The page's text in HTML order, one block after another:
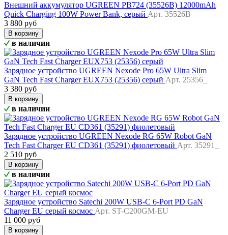
Внешний аккумулятор UGREEN PB724 (35526B) 12000mAh
Quick Charging 100W Power Bank, серый Арт. 35526B
3 880 руб
В корзину
в наличии
Зарядное устройство UGREEN Nexode Pro 65W Ultra Slim
GaN Tech Fast Charger EUX753 (25356) серый Арт. 25356_
3 380 руб
В корзину
в наличии
Зарядное устройство UGREEN Nexode RG 65W Robot GaN
Tech Fast Charger EU CD361 (35291) фиолетовый Арт. 35291_
2 510 руб
В корзину
в наличии
Зарядное устройство Satechi 200W USB-C 6-Port PD GaN
Charger EU серый космос Арт. ST-C200GM-EU
11 000 руб
В корзину